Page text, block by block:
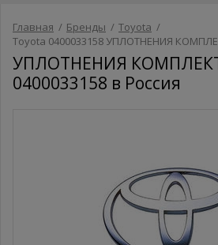
Главная / Бренды / Toyota /
Toyota 0400033158 УПЛОТНЕНИЯ
УПЛОТНЕНИЯ КОМПЛЕКТ
0400033158 в Россия